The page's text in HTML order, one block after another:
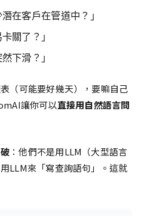
在客戶在管道中？」
關了？」
下滑？」
（可能要好幾天），要嘛自己
讓你可以直接用自然語言問
：他們不是用LLM（大型語言
LLM來「寫查詢語句」。這就